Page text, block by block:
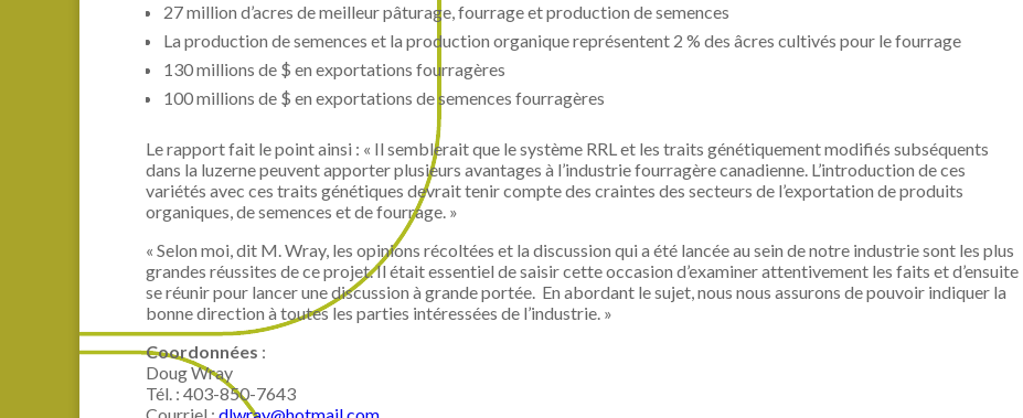
27 million d’acres de meilleur pâturage, fourrage et production de semences
La production de semences et la production organique représentent 2 % des âcres cultivés pour le fourrage
130 millions de $ en exportations fourragères
100 millions de $ en exportations de semences fourragères
Le rapport fait le point ainsi : « Il semblerait que le système RRL et les traits génétiquement modifiés subséquents
dans la luzerne peuvent apporter plusieurs avantages à l’industrie fourragère canadienne. L’introduction de ces
variétés avec ces traits génétiques devrait tenir compte des craintes des secteurs de l’exportation de produits
organiques, de semences et de fourrage. »
« Selon moi, dit M. Wray, les opinions récoltées et la discussion qui a été lancée au sein de notre industrie sont les plus
grandes réussites de ce projet. Il était essentiel de saisir cette occasion d’examiner attentivement les faits et d’ensuite
se réunir pour lancer une discussion à grande portée. En abordant le sujet, nous nous assurons de pouvoir indiquer la
bonne direction à toutes les parties intéressées de l’industrie. »
Coordonnées :
Doug Wray
Tél. : 403-850-7643